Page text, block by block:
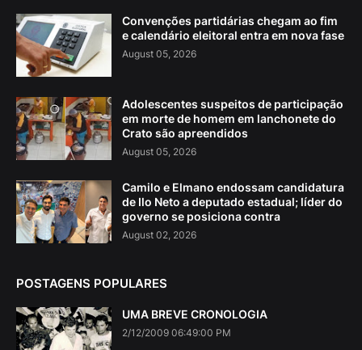
Convenções partidárias chegam ao fim
e calendário eleitoral entra em nova fase
August 05, 2026
Adolescentes suspeitos de participação
em morte de homem em lanchonete do
Crato são apreendidos
August 05, 2026
Camilo e Elmano endossam candidatura
de Ilo Neto a deputado estadual; líder do
governo se posiciona contra
August 02, 2026
POSTAGENS POPULARES
UMA BREVE CRONOLOGIA
2/12/2009 06:49:00 PM